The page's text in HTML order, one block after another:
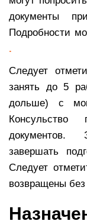
документы
Подробности
.
Следует
занять до 5
дольше) с
документов.
завершать
Следует
возвращены